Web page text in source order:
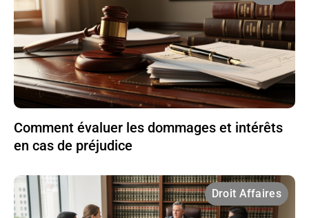
Comment évaluer les dommages et intérêts
en cas de préjudice
Droit Affaires